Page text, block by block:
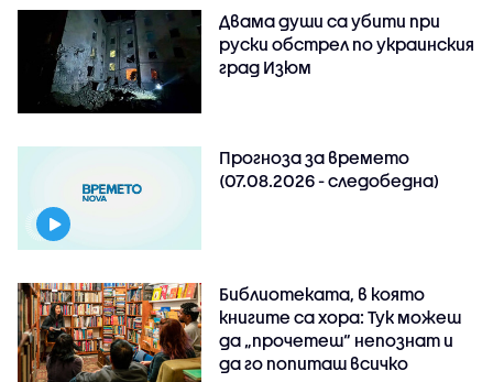
Двама души са убити при
руски обстрeл по украинския
град Изюм
Прогноза за времето
(07.08.2026 - следобедна)
Библиотеката, в която
книгите са хора: Тук можеш
да „прочетеш“ непознат и
да го попиташ всичко